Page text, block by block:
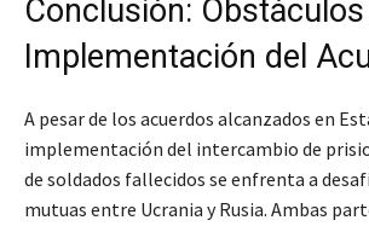
Conclusión:
Implementación del
A pesar de los acuerdos alcanzados en
implementación del intercambio de
de soldados fallecidos se enfrenta a
mutuas entre Ucrania y Rusia. Ambas